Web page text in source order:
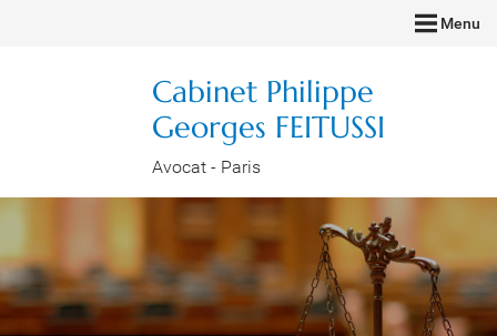
Menu
Cabinet Philippe
Georges FEITUSSI
Avocat - Paris